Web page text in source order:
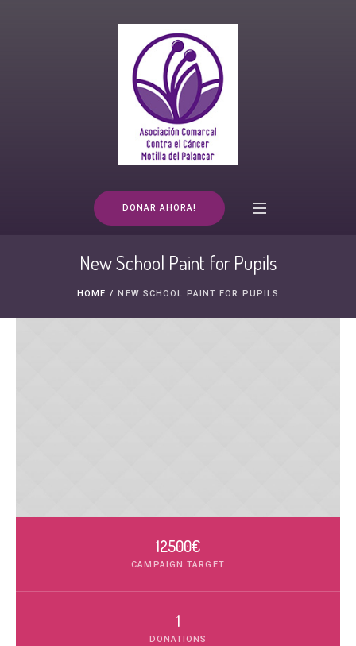
DONAR AHORA!
New School Paint for Pupils
HOME / NEW SCHOOL PAINT FOR PUPILS
12500€
CAMPAIGN TARGET
1
DONATIONS